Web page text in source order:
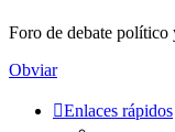
Foro de debate político
Obviar
Enlaces rápidos